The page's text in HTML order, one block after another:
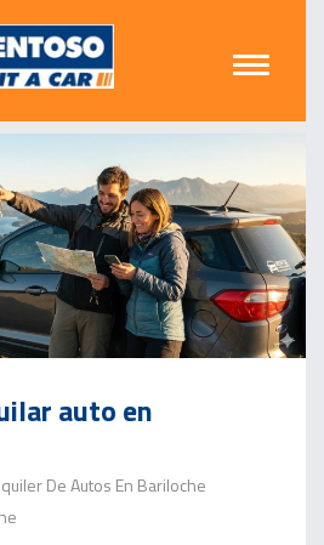
auto en
De Autos En Bariloche